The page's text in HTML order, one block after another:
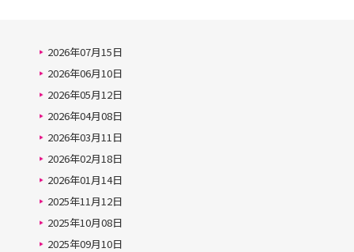
2026年07月15日
2026年06月10日
2026年05月12日
2026年04月08日
2026年03月11日
2026年02月18日
2026年01月14日
2025年11月12日
2025年10月08日
2025年09月10日